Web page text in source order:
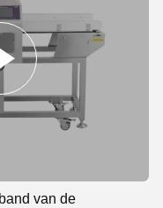
van de